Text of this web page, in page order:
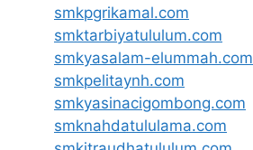
smkpgrikamal.com
smktarbiyatululum.com
smkyasalam-elummah.com
smkpelitaynh.com
smkyasinacigombong.com
smknahdatululama.com